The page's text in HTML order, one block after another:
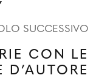
SUCCESSIVO
CON LE
D’AUTORE